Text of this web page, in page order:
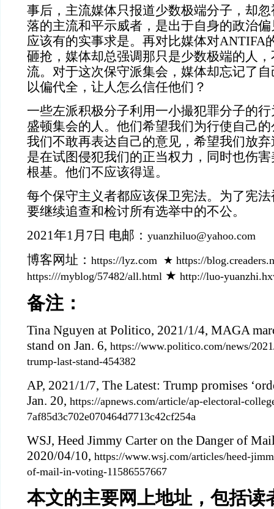
事后，主流媒体只报道少数极端分子，却
落的主流和平示威者，是出于自身的政治
应该有的实事求是。再对比媒体对ANTIFA
砸抢，媒体却总强调那只是少数极端的人
流。对于这次保守派集会，媒体却忘记了
以偏代全，让人怎么信任他们？
一些左派积极分子利用一小撮犯罪分子的
盛顿集会的人。他们希望我们为行使自己
我们不敢再表达自己的意见，希望我们放
是在试图侵犯我们的正当权力，同时也伤
根基。他们不应该得逞。
每个保守主义者都应该保卫宪法。为了宪
要继续追查和检讨所有选举中的不公。
2021年1月7日 电邮： yuanzhiluo@yahoo.com
博客网址： https://lyz.com ★ https://
https:///myblog/57482/all.html ★ http://luo-
备注：
Tina Nguyen at Politico, 2021/1/4, MAGA
stand on Jan. 6, https://www.politico.com/news/
trump-last-stand-454382
AP, 2021/1/7, The Latest: Trump promises
Jan. 20, https://apnews.com/article/ap-electoral-
7af85d3c702e070464d7713c42cf254a
WSJ, Heed Jimmy Carter on the Danger of
2020/04/10, https://www.wsj.com/articles/heed-
of-mail-in-voting-11586557667
本文的主要网上地址，包括读